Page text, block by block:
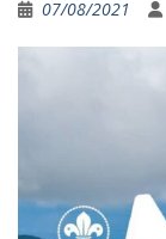
07/08/2021